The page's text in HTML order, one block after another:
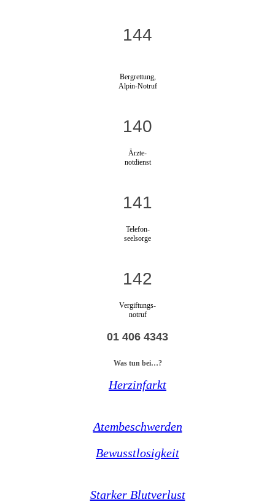
144
Bergrettung,
Alpin-Notruf
140
Ärzte-
notdienst
141
Telefon-
seelsorge
142
Vergiftungs-
notruf
01 406 4343
Was tun bei…?
Herzinfarkt
Atembeschwerden
Bewusstlosigkeit
Starker Blutverlust